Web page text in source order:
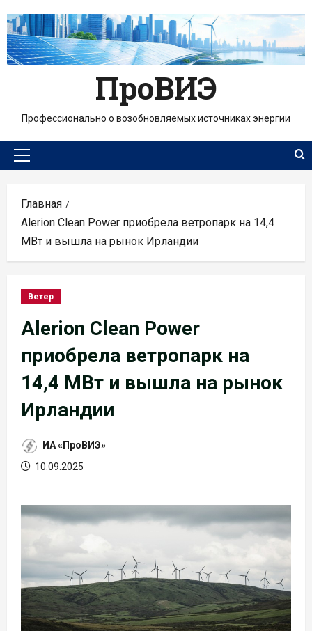
содержимому
ПроВИЭ
Профессионально о возобновляемых источниках энергии
Основное
Главная
Alerion Clean Power приобрела ветропарк на 14,4
МВт и вышла на рынок Ирландии
Ветер
Alerion Clean Power
приобрела ветропарк на
14,4 МВт и вышла на рынок
Ирландии
ИА «ПроВИЭ»
10.09.2025